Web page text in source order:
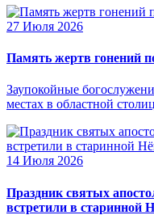
27 Июля 2026
Память жертв гонений
Заупокойные
местах в областной
14 Июля 2026
Праздник святых
встретили в старинной